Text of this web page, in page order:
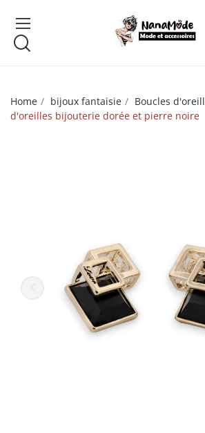
Home bijoux fantaisie Boucles
d'oreilles bijouterie dorée et pierre noire